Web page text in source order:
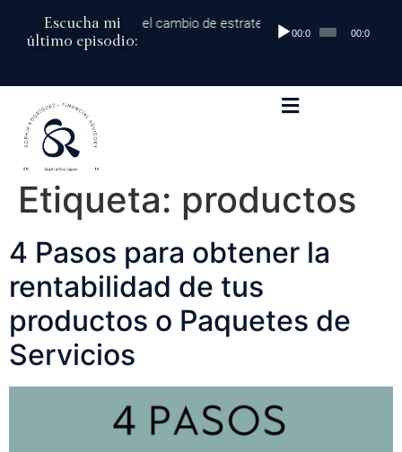
Escucha mi
último episodio:
mil dólares al millón: el cambio de estrategia que marca la
Reproductor
00:00 00:00
Etiqueta: productos
4 Pasos para obtener la
rentabilidad de tus
productos o Paquetes de
Servicios